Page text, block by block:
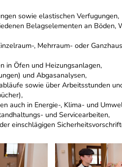
sowie elastischen Verfugungen,
Belagselementen an
, Mehrraum- oder
in Öfen und Heizungsanlagen,
und Abgasanalysen,
sowie über Arbeitsstunden
auch in Energie-, Klima- und
und Servicearbeiten,
einschlägigen